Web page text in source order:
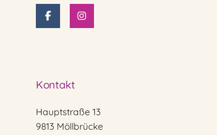
Kontakt
Hauptstraße 13
9813 Möllbrücke